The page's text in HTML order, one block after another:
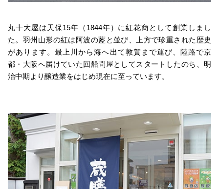
丸十大屋は天保15年（1844年）に紅花商として創業しまし
た。羽州山形の紅は阿波の藍と並び、上方で珍重された歴史
があります。最上川から海へ出て敦賀まで運び、陸路で京
都・大阪へ届けていた回船問屋としてスタートしたのち、明
治中期より醸造業をはじめ現在に至っています。